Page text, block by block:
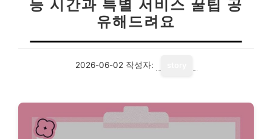
능 시간과 특별 서비스 꿀팁 공
유해드려요
2026-06-02 작성자: